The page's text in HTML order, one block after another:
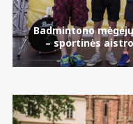
Badmintono
– sportinės